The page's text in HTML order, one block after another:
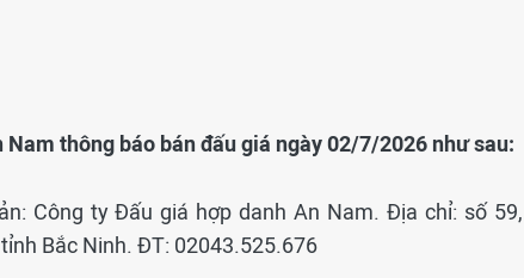
thông báo bán đấu giá ngày 02/7/2026 như sau:
Công ty Đấu giá hợp danh An Nam. Địa chỉ: số 59,
Bắc Ninh. ĐT: 02043.525.676